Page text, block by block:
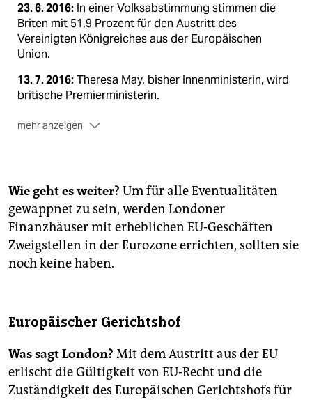
23. 6. 2016: In einer Volksabstimmung stimmen die
Briten mit 51,9 Prozent für den Austritt des
Vereinigten Königreiches aus der Europäischen
Union.
13. 7. 2016:Theresa May, bisher Innenministerin, wird
britische Premierministerin.
mehr anzeigen
29. 3. 2017:
Die britische Regierung beantragt in
Brüssel den EU-Austritt gemäß Artikel 50 der EU-
Verträge.
8. 6. 2017:Bei Wahlen in Großbritannien büßen Mays
Tories trotz Stimmengewinnen ihre absolute
Parlamentsmehrheit ein.
Großbritannien und der EU müsste bis jetzt fertig
sein, um rechtzeitig von allen Betroffenen ratifiziert
werden zu können.
Wie geht es weiter? Um für alle Eventualitäten
gewappnet zu sein, werden Londoner
Finanzhäuser mit erheblichen EU-Geschäften
Zweigstellen in der Eurozone errichten, sollten sie
noch keine haben.
Europäischer Gerichtshof
Was sagt London? Mit dem Austritt aus der EU
erlischt die Gültigkeit von EU-Recht und die
Zuständigkeit des Europäischen Gerichtshofs für